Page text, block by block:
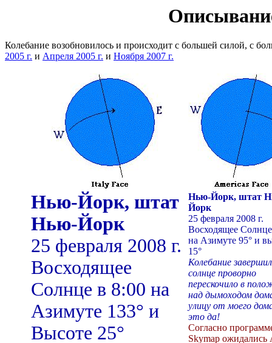
Колебание возобновилось и происходит с большей силой, с
2005 г. и Апреля 2005 г. и Ноября 2007 г.
Нью-Йорк, штат
Нью-Йорк
25 февраля 2008 г.
Восходящее
Солнце в 8:00 на
Азимуте 133° и
Высоте 25°
Нью-Йорк, штат
Йорк
25 февраля 2008 г.
Восходящее
на Азимуте 95° и
15°
Колебание
солнце проворно
перескочило в
над дымоходом
улицу от моего
это да!
Согласно
Skymap ожидались